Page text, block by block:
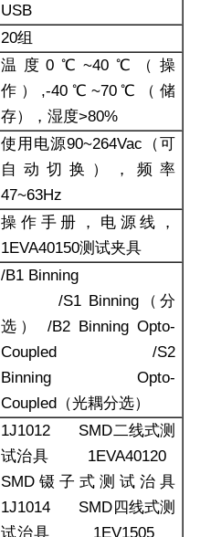
USB
20组
温度0℃~40℃（操
作）,-40℃~70℃（储
存），湿度>80%
使用电源90~264Vac（可
自动切换），频率
47~63Hz
操作手册，电源线，
1EVA40150测试夹具
/B1 Binning
/S1 Binning （分
选） /B2 Binning Opto-
Coupled /S2
Binning Opto-
Coupled（光耦分选）
1J1012 SMD二线式测
试治具 1EVA40120
SMD镊子式测试治具
1J1014 SMD四线式测
试治具 1EV1505